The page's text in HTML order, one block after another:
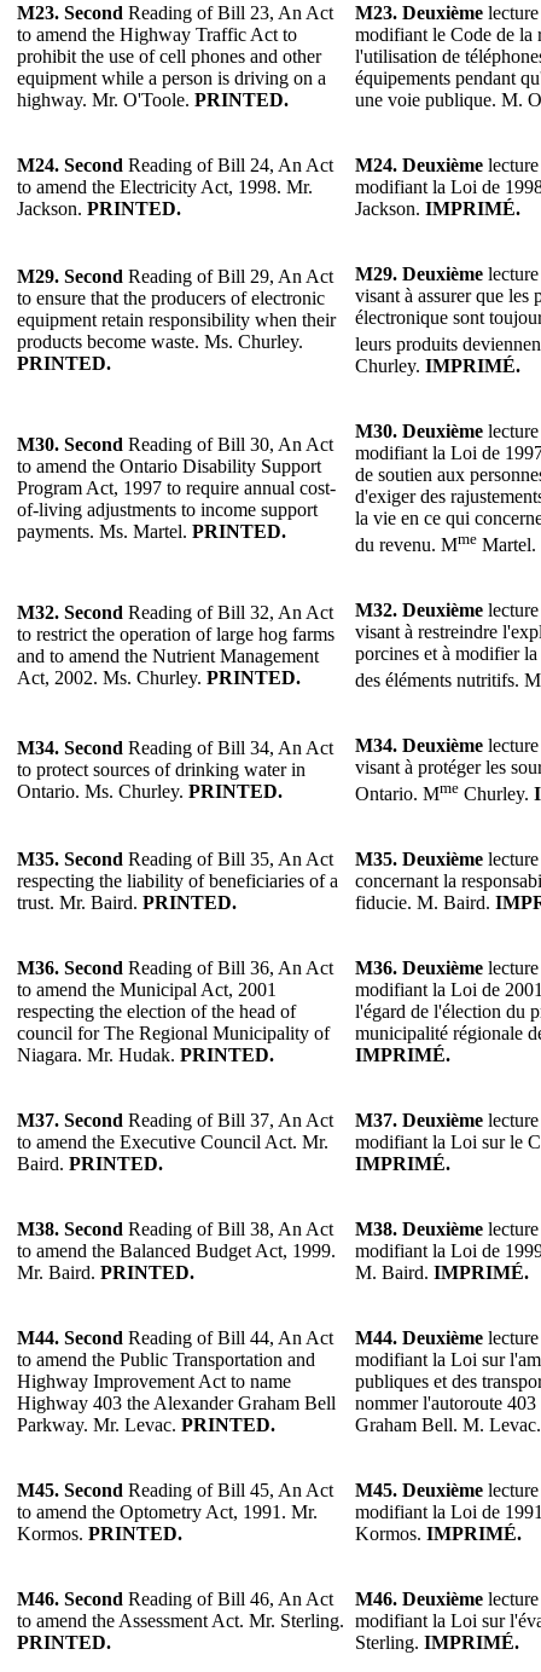
M23. Second Reading of Bill 23, An Act
to amend the Highway Traffic Act to
prohibit the use of cell phones and other
equipment while a person is driving on a
highway. Mr. O'Toole. PRINTED.
M23. Deuxième
modifiant le Code de la
l'utilisation de
équipements pendant
une voie publique. M.
M24. Second Reading of Bill 24, An Act
to amend the Electricity Act, 1998. Mr.
Jackson. PRINTED.
M24. Deuxième
modifiant la Loi de
Jackson. IMPRIMÉ.
M29. Second Reading of Bill 29, An Act
to ensure that the producers of electronic
equipment retain responsibility when their
products become waste. Ms. Churley.
PRINTED.
M29. Deuxième
visant à assurer que les
électronique sont
leurs produits
Churley. IMPRIMÉ.
M30. Second Reading of Bill 30, An Act
to amend the Ontario Disability Support
Program Act, 1997 to require annual cost-
of-living adjustments to income support
payments. Ms. Martel. PRINTED.
M30. Deuxième
modifiant la Loi de
de soutien aux
d'exiger des
la vie en ce qui
du revenu. Mme Martel.
M32. Second Reading of Bill 32, An Act
to restrict the operation of large hog farms
and to amend the Nutrient Management
Act, 2002. Ms. Churley. PRINTED.
M32. Deuxième
visant à restreindre
porcines et à modifier
des éléments nutritifs. M
M34. Second Reading of Bill 34, An Act
to protect sources of drinking water in
Ontario. Ms. Churley. PRINTED.
M34. Deuxième
visant à protéger les
Ontario. Mme Churley.
M35. Second Reading of Bill 35, An Act
respecting the liability of beneficiaries of a
trust. Mr. Baird. PRINTED.
M35. Deuxième
concernant la
fiducie. M. Baird.
M36. Second Reading of Bill 36, An Act
to amend the Municipal Act, 2001
respecting the election of the head of
council for The Regional Municipality of
Niagara. Mr. Hudak. PRINTED.
M36. Deuxième
modifiant la Loi de
l'égard de l'élection du
municipalité régionale
IMPRIMÉ.
M37. Second Reading of Bill 37, An Act
to amend the Executive Council Act. Mr.
Baird. PRINTED.
M37. Deuxième
modifiant la Loi sur le
IMPRIMÉ.
M38. Second Reading of Bill 38, An Act
to amend the Balanced Budget Act, 1999.
Mr. Baird. PRINTED.
M38. Deuxième
modifiant la Loi de
M. Baird. IMPRIMÉ.
M44. Second Reading of Bill 44, An Act
to amend the Public Transportation and
Highway Improvement Act to name
Highway 403 the Alexander Graham Bell
Parkway. Mr. Levac. PRINTED.
M44. Deuxième
modifiant la Loi sur
publiques et des
nommer l'autoroute
Graham Bell. M.
M45. Second Reading of Bill 45, An Act
to amend the Optometry Act, 1991. Mr.
Kormos. PRINTED.
M45. Deuxième
modifiant la Loi de
Kormos. IMPRIMÉ.
M46. Second Reading of Bill 46, An Act
to amend the Assessment Act. Mr. Sterling.
PRINTED.
M46. Deuxième
modifiant la Loi sur
Sterling. IMPRIMÉ.